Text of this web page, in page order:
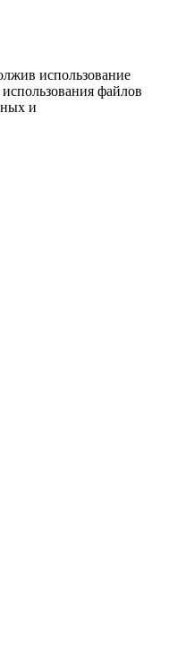
использование
файлов
и